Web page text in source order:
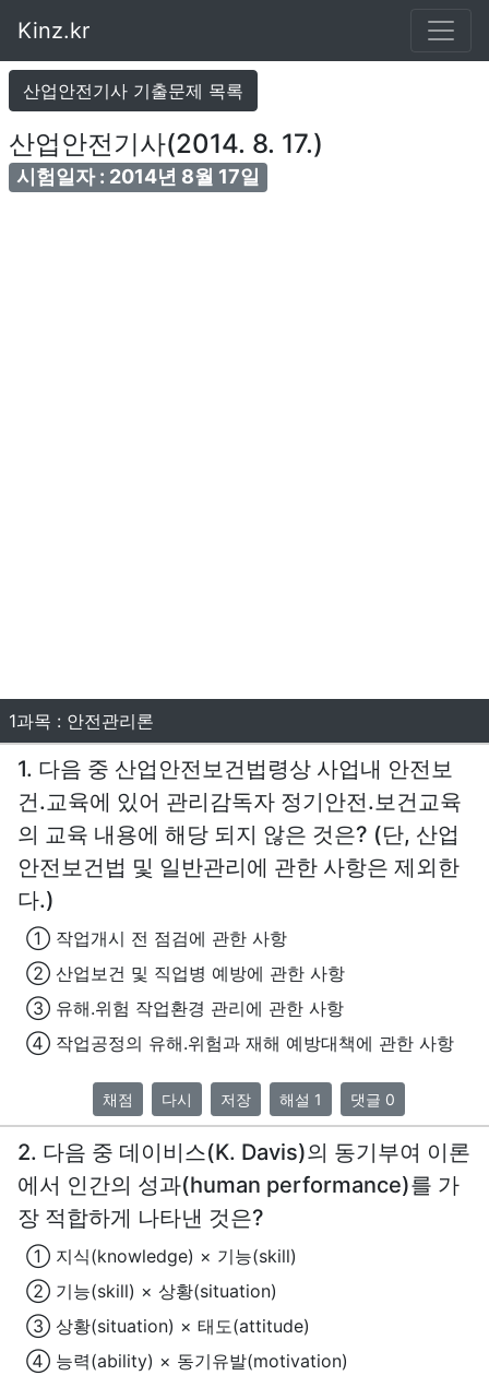
Kinz.kr
산업안전기사 기출문제 목록
산업안전기사(2014. 8. 17.)
시험일자 : 2014년 8월 17일
1과목 : 안전관리론
1. 다음 중 산업안전보건법령상 사업내 안전보
건.교육에 있어 관리감독자 정기안전.보건교육
의 교육 내용에 해당 되지 않은 것은? (단, 산업
안전보건법 및 일반관리에 관한 사항은 제외한
다.)
① 작업개시 전 점검에 관한 사항
② 산업보건 및 직업병 예방에 관한 사항
③ 유해.위험 작업환경 관리에 관한 사항
④ 작업공정의 유해.위험과 재해 예방대책에 관한 사항
채점 다시 저장 해설 1 댓글 0
2. 다음 중 데이비스(K. Davis)의 동기부여 이론
에서 인간의 성과(human performance)를 가
장 적합하게 나타낸 것은?
① 지식(knowledge) × 기능(skill)
② 기능(skill) × 상황(situation)
③ 상황(situation) × 태도(attitude)
④ 능력(ability) × 동기유발(motivation)